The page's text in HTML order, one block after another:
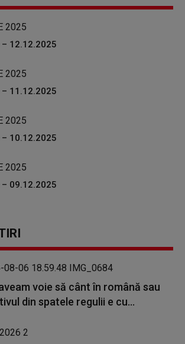
12.12.2025
11.12.2025
10.12.2025
09.12.2025
voie să cânt în română sau
din spatele regulii e cu...